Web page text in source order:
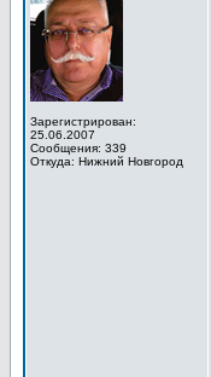
Зарегистрирован:
25.06.2007
Сообщения: 339
Откуда: Нижний Новгород